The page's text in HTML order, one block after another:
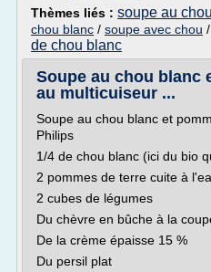
Thèmes liés : soupe au
chou blanc / soupe avec chou /
de chou blanc
Soupe au chou blanc
au multicuiseur ...
Soupe au chou blanc et
Philips
1/4 de chou blanc (ici du bio
2 pommes de terre cuite à
2 cubes de légumes
Du chèvre en bûche à la
De la crème épaisse 15 %
Du persil plat